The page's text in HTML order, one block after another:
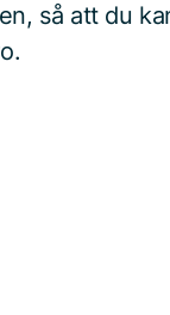
så att du